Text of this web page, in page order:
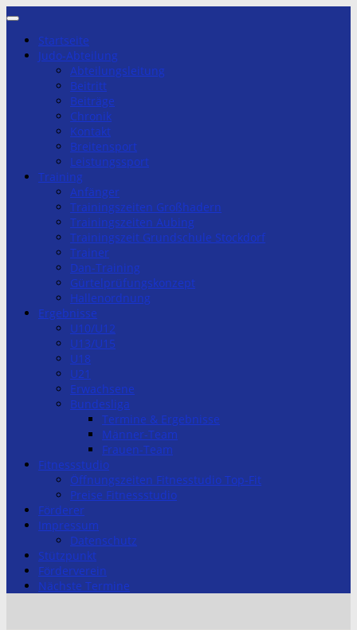
Zum
springenStartseite
Judo-Abteilung
Abteilungsleitung
Beitritt
Beiträge
Chronik
Kontakt
Breitensport
Leistungssport
Training
Anfänger
Trainingszeiten Großhadern
Trainingszeiten Aubing
Trainingszeit Grundschule Stockdorf
Trainer
Dan-Training
Gürtelprüfungskonzept
Hallenordnung
Ergebnisse
U10/U12
U13/U15
U18
U21
Erwachsene
Bundesliga
Termine & Ergebnisse
Männer-Team
Frauen-Team
Fitnessstudio
Öffnungszeiten Fitnesstudio Top-Fit
Preise Fitnessstudio
Förderer
Impressum
Datenschutz
Stützpunkt
Förderverein
Nächste Termine